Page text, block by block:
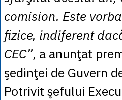
comision. Este
fizice, indiferent
CEC”, a anunţat
şedinţei de Guvern
Potrivit şefului